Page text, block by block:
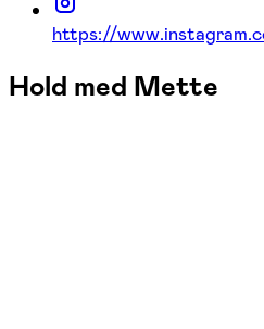
https://
Hold med Mette